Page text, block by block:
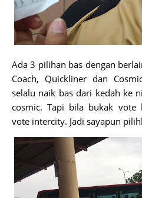
Ada 3 pilihan bas dengan
Coach, Quickliner dan
selalu naik bas dari kedah ke
cosmic. Tapi bila bukak
vote intercity. Jadi sayapun